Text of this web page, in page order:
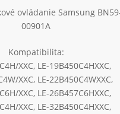
ovládanie Samsung
00901A
Kompatibilita:
XXC, LE-19B450C4HXXC,
XXC, LE-22B450C4WXXC,
XXC, LE-26B457C6HXXC,
XXC, LE-32B450C4HXXC,